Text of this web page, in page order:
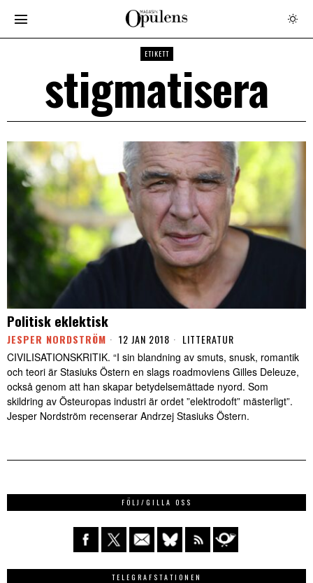
ETIKETT
stigmatisera
Politisk eklektisk
JESPER NORDSTRÖM 12 JAN 2018 LITTERATUR
CIVILISATIONSKRITIK. “I sin blandning av smuts, snusk, romantik
och teori är Stasiuks Östern en slags roadmoviens Gilles Deleuze,
också genom att han skapar betydelsemättade nyord. Som
skildring av Östeuropas industri är ordet ”elektrodoft” mästerligt”.
Jesper Nordström recenserar Andrzej Stasiuks Östern.
FÖLJ/GILLA OSS
TELEGRAFSTATIONEN